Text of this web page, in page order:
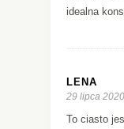
idealna
LENA
29 lipca
To ciasto